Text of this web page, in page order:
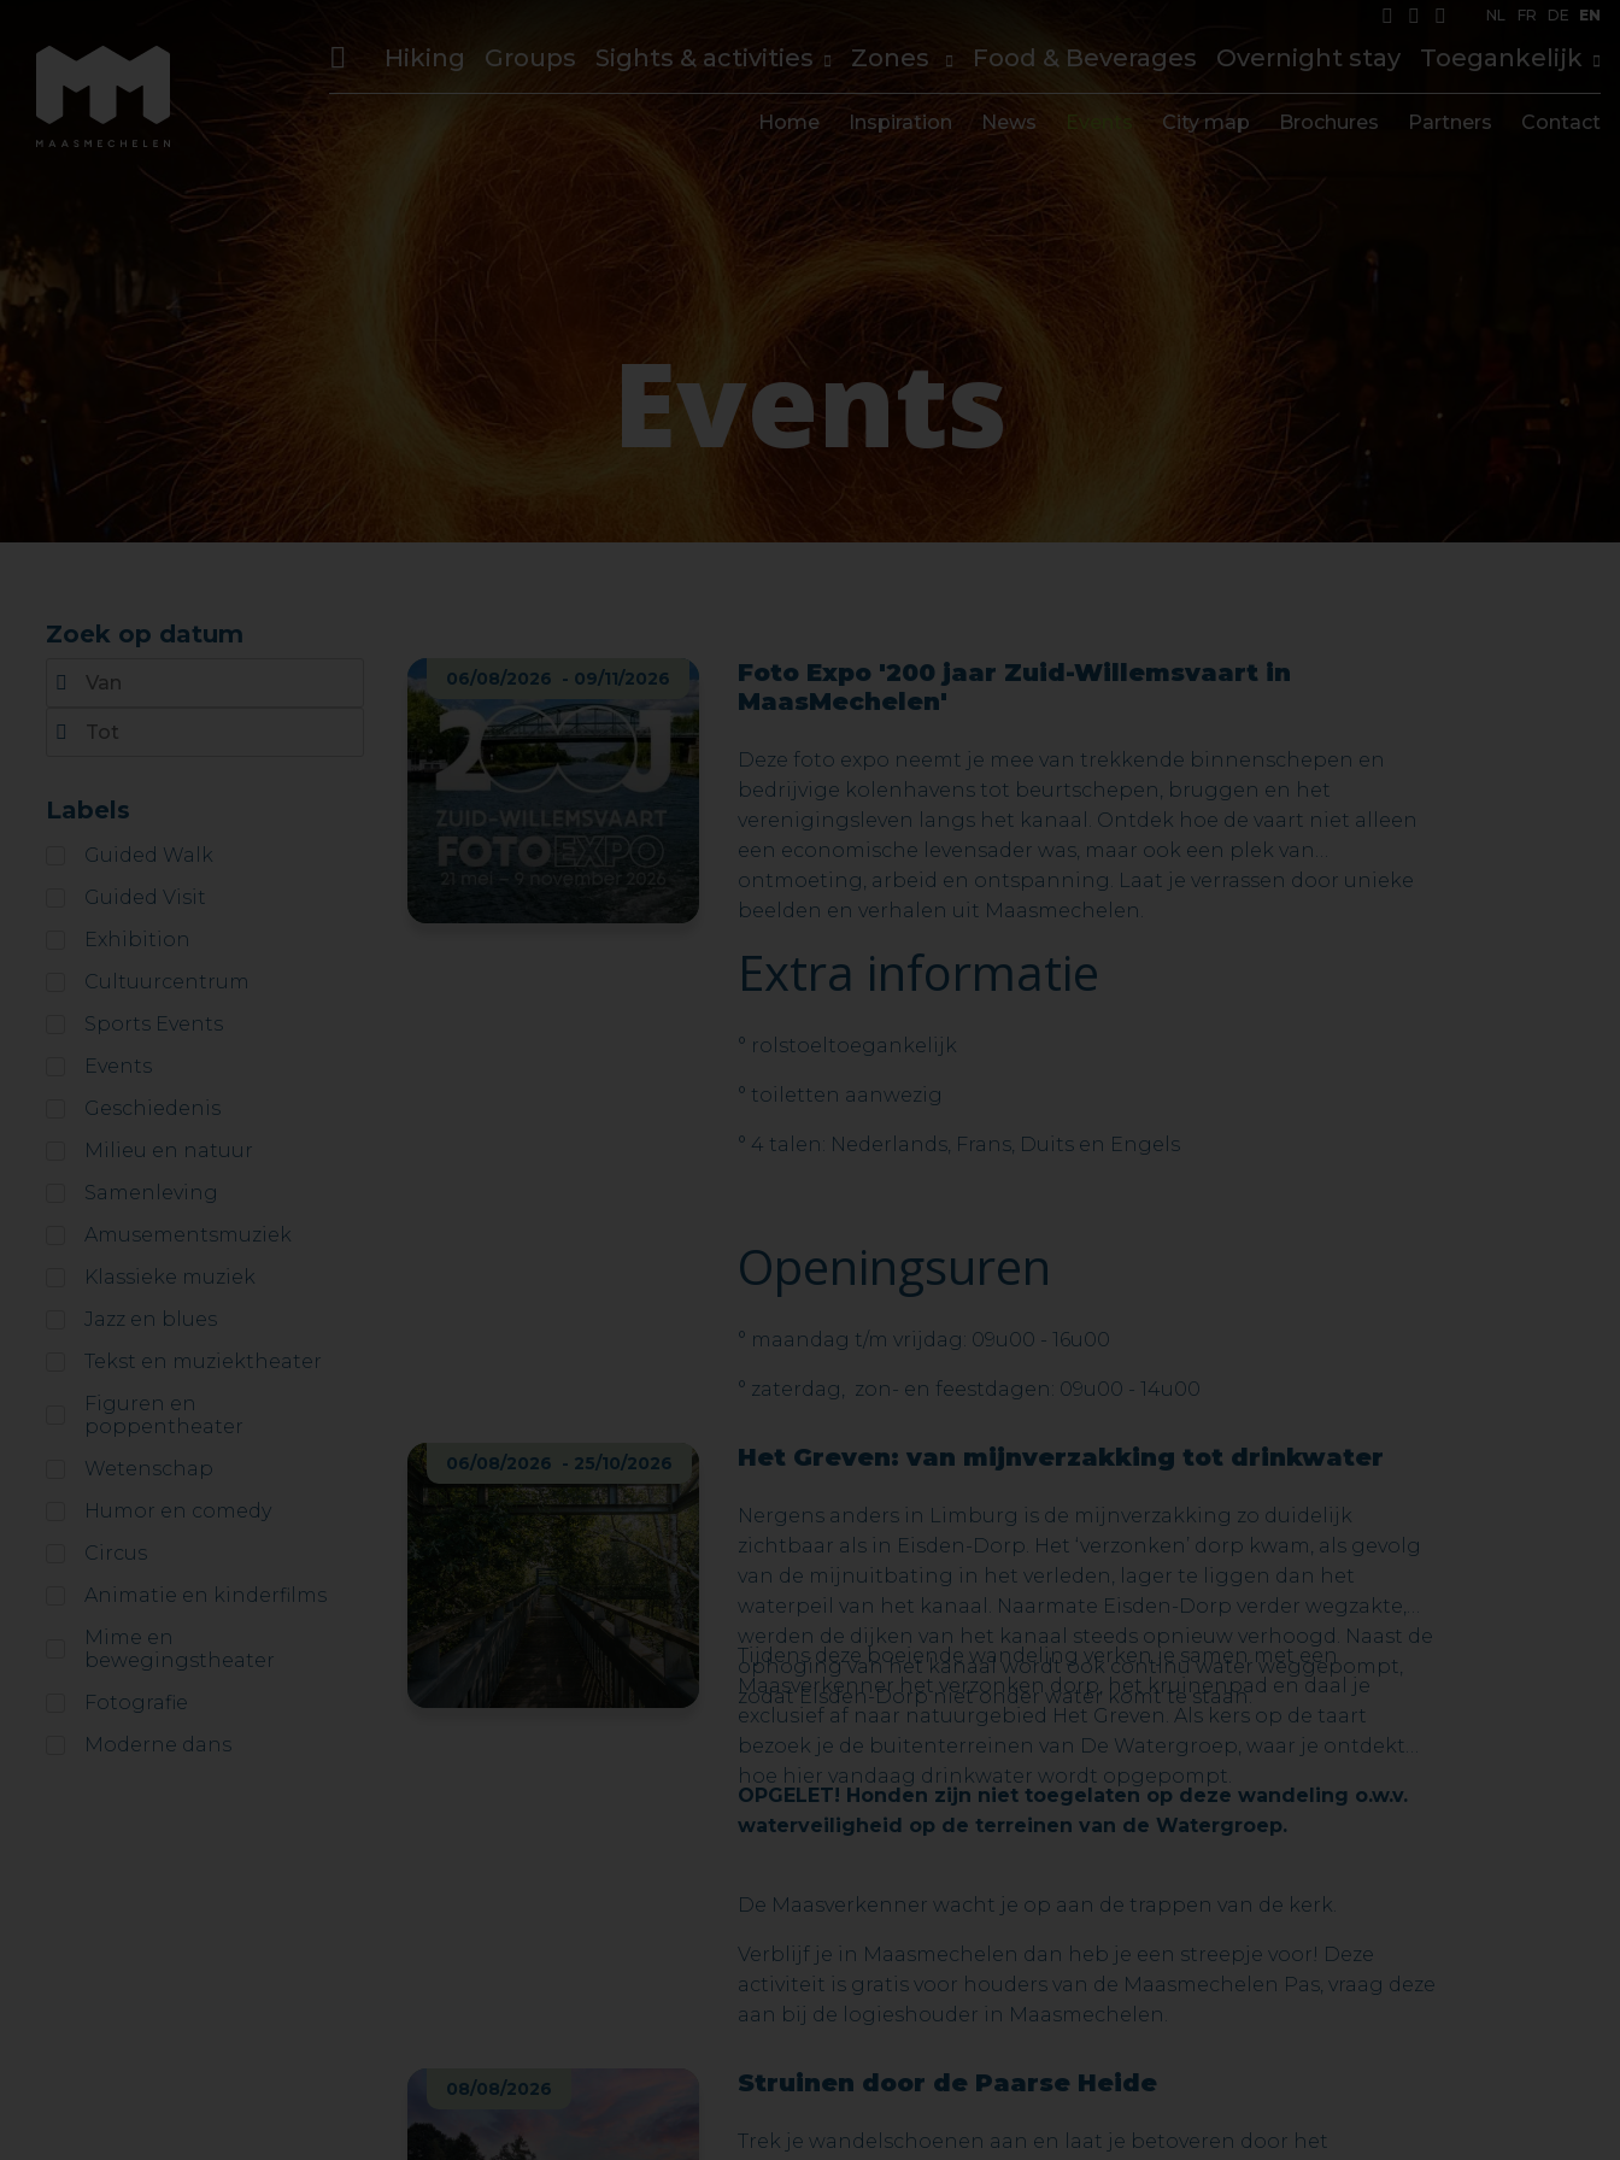
NL FR DE EN
Hiking Groups Sights & activities Zones Food & Beverages Overnight stay Toegankelijk
Home Inspiration News Events City map Brochures Partners Contact
Events
Zoek op datum
Labels
Guided Walk
Guided Visit
Exhibition
Cultuurcentrum
Sports Events
Events
Geschiedenis
Milieu en natuur
Samenleving
Amusementsmuziek
Klassieke muziek
Jazz en blues
Tekst en muziektheater
Figuren en
poppentheater
Wetenschap
Humor en comedy
Circus
Animatie en kinderfilms
Mime en
bewegingstheater
Fotografie
Moderne dans
06/08/2026 - 09/11/2026
Foto Expo '200 jaar Zuid-Willemsvaart in
MaasMechelen'
Deze foto expo neemt je mee van trekkende binnenschepen en
bedrijvige kolenhavens tot beurtschepen, bruggen en het
verenigingsleven langs het kanaal. Ontdek hoe de vaart niet alleen
een economische levensader was, maar ook een plek van
ontmoeting, arbeid en ontspanning. Laat je verrassen door unieke
beelden en verhalen uit Maasmechelen.
Extra informatie
° rolstoeltoegankelijk
° toiletten aanwezig
° 4 talen: Nederlands, Frans, Duits en Engels
Openingsuren
° maandag t/m vrijdag: 09u00 - 16u00
° zaterdag, zon- en feestdagen: 09u00 - 14u00
06/08/2026 - 25/10/2026 Het Greven: van mijnverzakking tot drinkwater
Nergens anders in Limburg is de mijnverzakking zo duidelijk
zichtbaar als in Eisden-Dorp. Het ‘verzonken’ dorp kwam, als gevolg
van de mijnuitbating in het verleden, lager te liggen dan het
waterpeil van het kanaal. Naarmate Eisden-Dorp verder wegzakte,
werden de dijken van het kanaal steeds opnieuw verhoogd. Naast de
ophoging van het kanaal wordt ook continu water weggepompt,
zodat Eisden-Dorp niet onder water komt te staan.
Tijdens deze boeiende wandeling verken je samen met een
Maasverkenner het verzonken dorp, het kruinenpad en daal je
exclusief af naar natuurgebied Het Greven. Als kers op de taart
bezoek je de buitenterreinen van De Watergroep, waar je ontdekt
hoe hier vandaag drinkwater wordt opgepompt.
OPGELET! Honden zijn niet toegelaten op deze wandeling o.w.v.
waterveiligheid op de terreinen van de Watergroep.
De Maasverkenner wacht je op aan de trappen van de kerk.
Verblijf je in Maasmechelen dan heb je een streepje voor! Deze
activiteit is gratis voor houders van de Maasmechelen Pas, vraag deze
aan bij de logieshouder in Maasmechelen.
08/08/2026 Struinen door de Paarse Heide
Trek je wandelschoenen aan en laat je betoveren door het